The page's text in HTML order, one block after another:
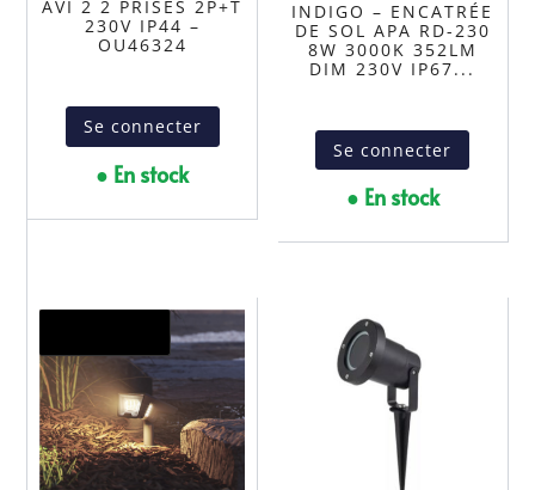
AVI 2 2 PRISES 2P+T
230V IP44 –
OU46324
Se connecter
● En stock
INDIGO – ENCATRÉE
DE SOL APA RD-230
8W 3000K 352LM
DIM 230V IP67...
Se connecter
● En stock